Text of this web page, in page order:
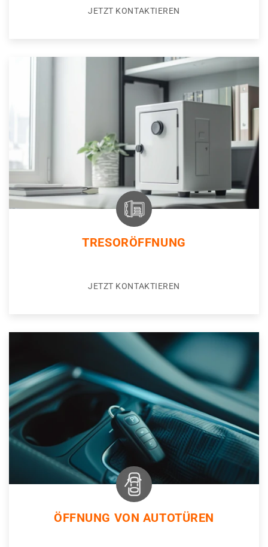
JETZT KONTAKTIEREN
TRESORÖFFNUNG
JETZT KONTAKTIEREN
ÖFFNUNG VON AUTOTÜREN